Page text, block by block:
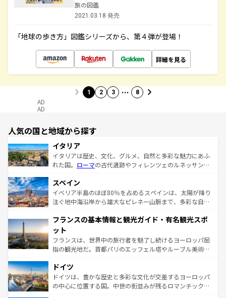
旅の図鑑
2021.03.18 発売
「地球の歩き方」図鑑シリーズから、第４弾が登場！
詳細を見る
1 2 3 … 8
AD
AD
人気の国と地域から探す
イタリア
イタリアは歴史、文化、グルメ、自然と多彩な魅力にあふ
れた国。 ローマの古代遺跡やフィレンツェのルネッサンス
ろん、トスカーナの美しい田園風景やアマルフィ海岸の絶
景など、自然景観も見逃せない。観光の合間には、本場の
ピザやパスタなど、絶品のイタリア料理を堪能することも
ませてくれるイタリアで、忘れられない旅をしてみよう！
なお、新着のイタリア情報は
しい。
スペイン
イベリア半島のほぼ80％を占めるスペインは、太陽が降り
注ぐ地中海沿岸から雄大なピレネー山脈まで、多彩な自然
文化が根付くこの国では、情熱的なフラメンコ、熱気あふ
れる闘牛、そして美味しいタパスが生活の一部となってい
る。首都マドリードの洗練された雰囲気や、バルセロナの
アートに溢れた街角から、地方では古代ローマ遺跡や中世
せる。地方によって風土や気候が異なるスペインはその個
性で訪れる人を魅了する。 なお、新着のスペイン情報は コ
ンテンツ一覧を参照してほしい。
フランスの基本情報と観光ガイド・有名観光スポ
ット
フランスは、世界中の旅行者を魅了し続けるヨーロッパ屈
指の観光地だ。首都パリのエッフェル塔やルーブル美術館
で、幅広い魅力が詰まっている。華麗な宮殿、歴史的な大
聖堂、美しいビーチ、そして豊かな自然が、訪れる者を心
から魅了する。また、フランスは美食の国としても知ら
ドイツ
ドイツは、豊かな歴史と多彩な文化が交差するヨーロッパ
の中心に位置する国。中世の街並みが残るロマンチック街